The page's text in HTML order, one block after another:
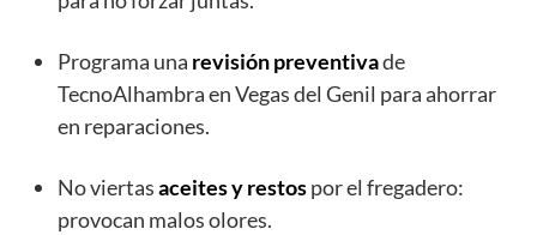
Programa una revisión preventivade
TecnoAlhambra en Vegas del Genil para ahorrar
en reparaciones.
No viertasaceites y restospor el fregadero:
provocan malos olores.